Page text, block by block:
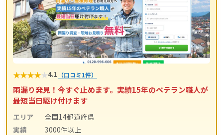
★★★★★4.1 （口コミ1件）
雨漏り発見！今すぐ止めます。実績15年のベテラン職人が
最短当日駆け付けます
エリア
全国14都道府県
実績
3000件以上